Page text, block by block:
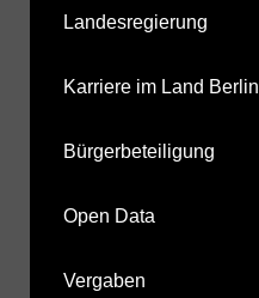
Landesregierung
Karriere im Land Berlin
Bürgerbeteiligung
Open Data
Vergaben